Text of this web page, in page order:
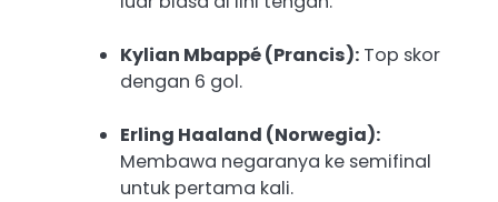
Kylian Mbappé (Prancis): Top skor
dengan 6 gol.
Erling Haaland (Norwegia):
Membawa negaranya ke semifinal
untuk pertama kali.